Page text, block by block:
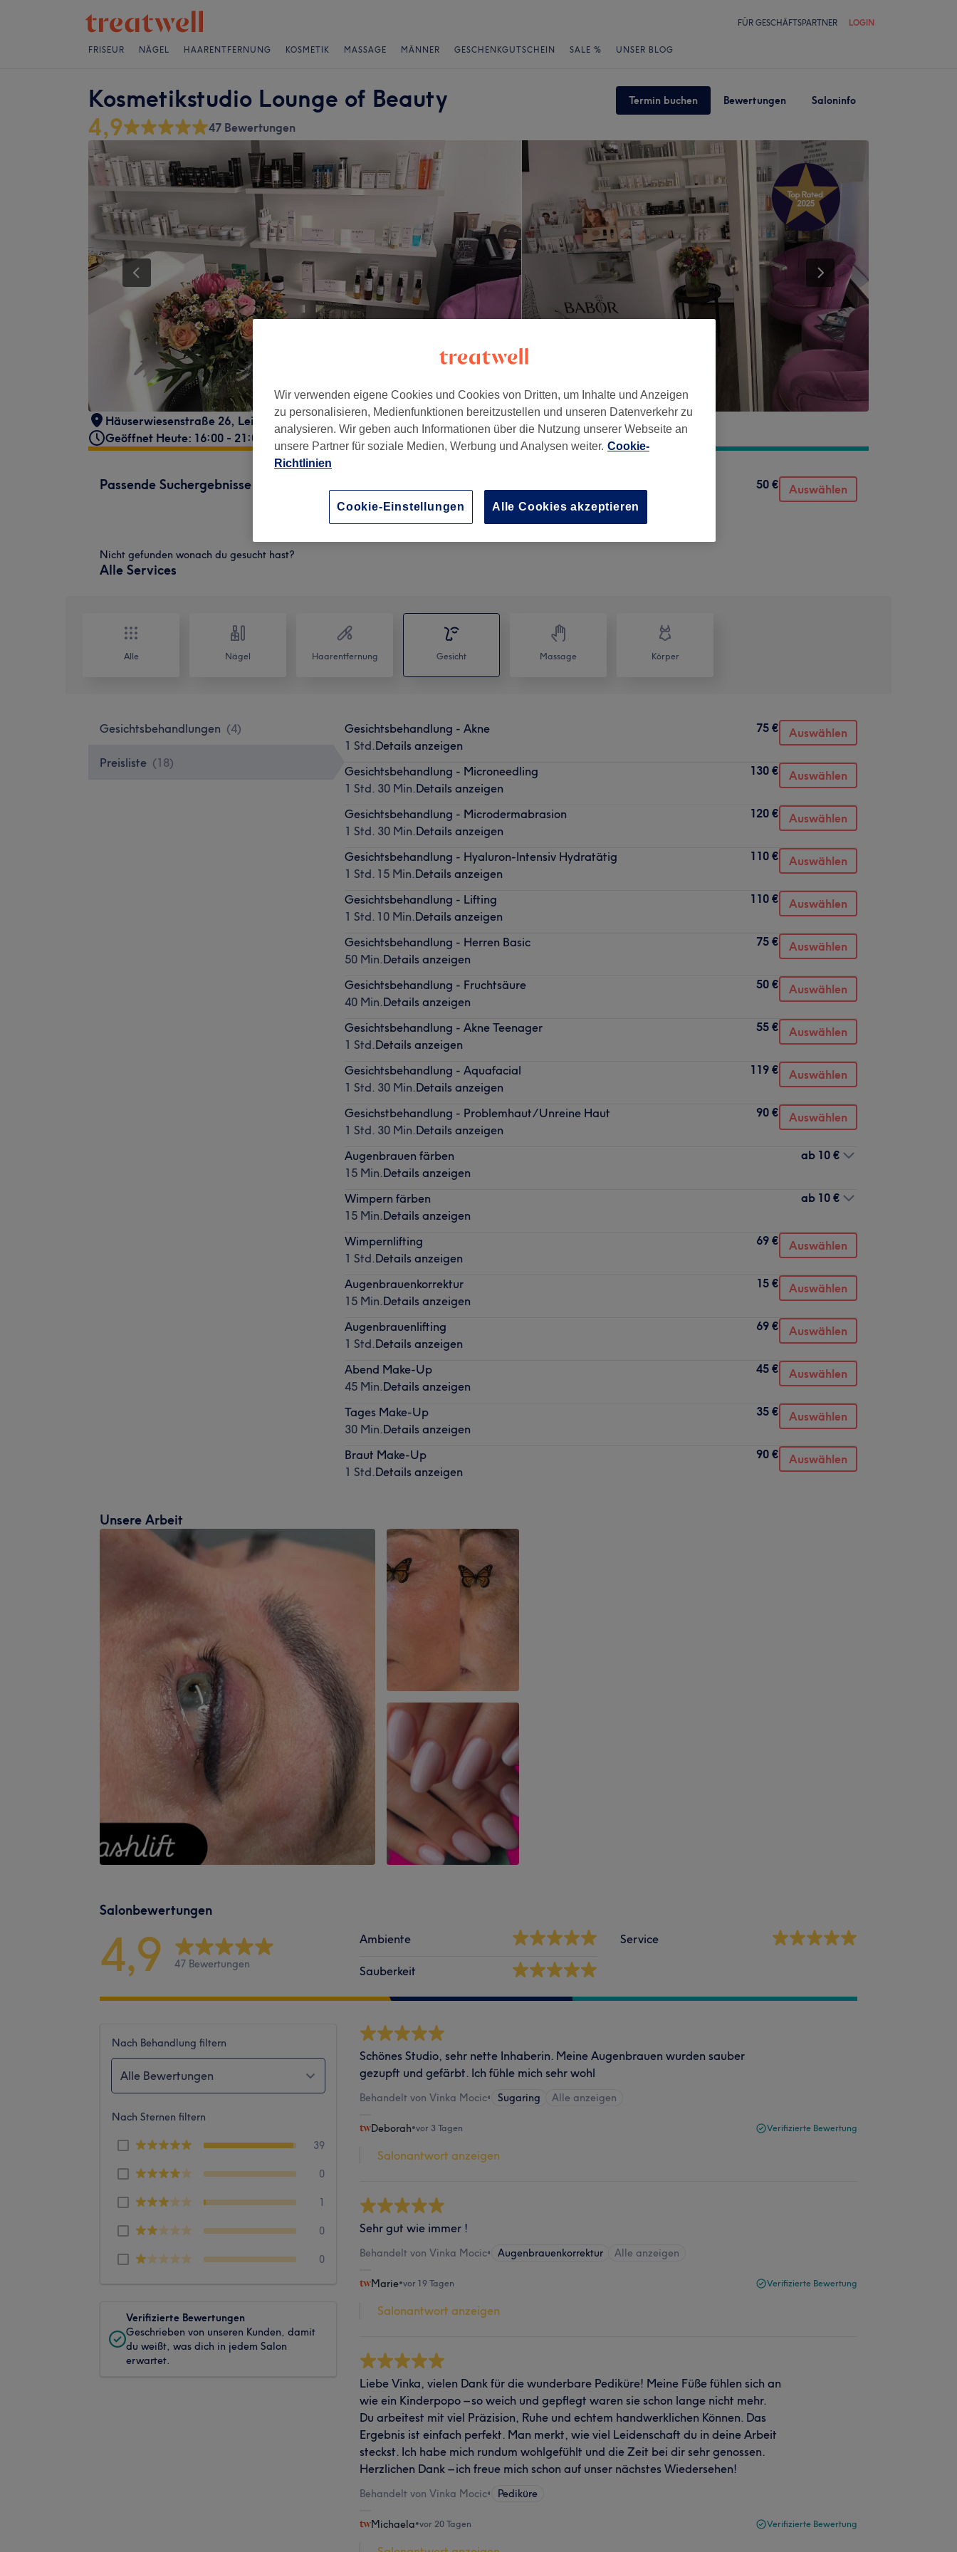
FÜR GESCHÄFTSPARTNER LOGIN
FRISEUR NÄGEL HAARENTFERNUNG KOSMETIK MASSAGE MÄNNER GESCHENKGUTSCHEIN SALE % UNSER BLOG
Kosmetikstudio Lounge of Beauty Termin buchen Bewertungen Saloninfo
4,9 47 Bewertungen
Häuserwiesenstraße 26, Leinfelden-Echterdingen 70771
Geöffnet Heute: 16:00 - 21:00
Passende Suchergebnisse
40 Min.Details anzeigen
50 € Auswählen
Nicht gefunden wonach du gesucht hast?
Alle Services
Alle Nägel Haarentfernung Gesicht Massage Körper
Gesichtsbehandlungen (4)
Preisliste (18)
Gesichtsbehandlung - Akne
1 Std.Details anzeigen
75 € Auswählen
Gesichtsbehandlung - Microneedling
1 Std. 30 Min.Details anzeigen
130 € Auswählen
Gesichtsbehandlung - Microdermabrasion
1 Std. 30 Min.Details anzeigen
120 € Auswählen
Gesichtsbehandlung - Hyaluron-Intensiv Hydratätig
1 Std. 15 Min.Details anzeigen
110 € Auswählen
Gesichtsbehandlung - Lifting
1 Std. 10 Min.Details anzeigen
110 € Auswählen
Gesichtsbehandlung - Herren Basic
50 Min.Details anzeigen
75 € Auswählen
Gesichtsbehandlung - Fruchtsäure
40 Min.Details anzeigen
50 € Auswählen
Gesichtsbehandlung - Akne Teenager
1 Std.Details anzeigen
55 € Auswählen
Gesichtsbehandlung - Aquafacial
1 Std. 30 Min.Details anzeigen
119 € Auswählen
Gesichstbehandlung - Problemhaut/Unreine Haut
1 Std. 30 Min.Details anzeigen
90 € Auswählen
Augenbrauen färben
15 Min.Details anzeigen
ab 10 €
Wimpern färben
15 Min.Details anzeigen
ab 10 €
Wimpernlifting
1 Std.Details anzeigen
69 € Auswählen
Augenbrauenkorrektur
15 Min.Details anzeigen
15 € Auswählen
Augenbrauenlifting
1 Std.Details anzeigen
69 € Auswählen
Abend Make-Up
45 Min.Details anzeigen
45 € Auswählen
Tages Make-Up
30 Min.Details anzeigen
35 € Auswählen
Braut Make-Up
1 Std.Details anzeigen
90 € Auswählen
Unsere Arbeit
Salonbewertungen
4,9 47 Bewertungen
Ambiente
Sauberkeit
Service
Nach Behandlung filtern
Alle Bewertungen
Nach Sternen filtern
39
0
1
0
0
Verifizierte Bewertungen
Geschrieben von unseren Kunden, damit
du weißt, was dich in jedem Salon
erwartet.
Schönes Studio, sehr nette Inhaberin. Meine Augenbrauen wurden sauber
gezupft und gefärbt. Ich fühle mich sehr wohl
Behandelt von Vinka Mocic• Sugaring Alle anzeigen
Deborah•vor 3 Tagen Verifizierte Bewertung
Salonantwort anzeigen
Sehr gut wie immer !
Behandelt von Vinka Mocic• Augenbrauenkorrektur Alle anzeigen
Marie•vor 19 Tagen Verifizierte Bewertung
Salonantwort anzeigen
Liebe Vinka, vielen Dank für die wunderbare Pediküre! Meine Füße fühlen sich an
wie ein Kinderpopo – so weich und gepflegt waren sie schon lange nicht mehr.
Du arbeitest mit viel Präzision, Ruhe und echtem handwerklichen Können. Das
Ergebnis ist einfach perfekt. Man merkt, wie viel Leidenschaft du in deine Arbeit
steckst. Ich habe mich rundum wohlgefühlt und die Zeit bei dir sehr genossen.
Herzlichen Dank – ich freue mich schon auf unser nächstes Wiedersehen!
Behandelt von Vinka Mocic• Pediküre
Michaela•vor 20 Tagen Verifizierte Bewertung
Wir verwenden eigene Cookies und Cookies von Dritten, um Inhalte und Anzeigen
zu personalisieren, Medienfunktionen bereitzustellen und unseren Datenverkehr zu
analysieren. Wir geben auch Informationen über die Nutzung unserer Webseite an
unsere Partner für soziale Medien, Werbung und Analysen weiter. Cookie-
Richtlinien
Cookie-Einstellungen Alle Cookies akzeptieren